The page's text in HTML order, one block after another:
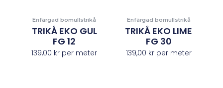
Enfärgad bomullstrikå
TRIKÅ EKO GUL
FG 12
139,00 kr per meter
Enfärgad bomullstrikå
TRIKÅ EKO LIME
FG 30
139,00 krper meter